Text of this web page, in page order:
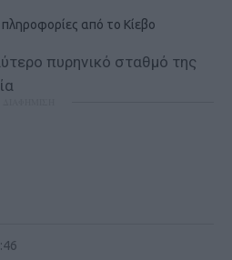
από το Κίεβο